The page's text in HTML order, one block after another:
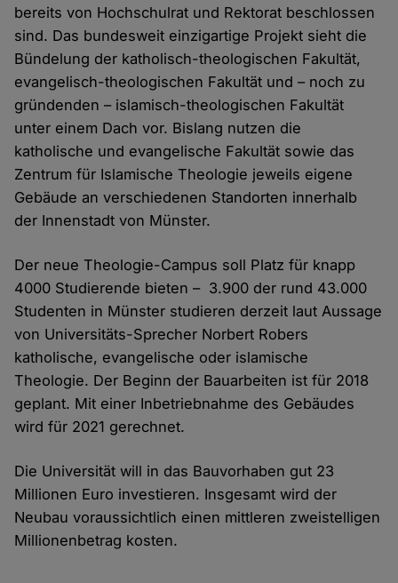
bereits von Hochschulrat und Rektorat beschlossen
sind. Das bundesweit einzigartige Projekt sieht die
Bündelung der katholisch-theologischen Fakultät,
evangelisch-theologischen Fakultät und – noch zu
gründenden – islamisch-theologischen Fakultät
unter einem Dach vor. Bislang nutzen die
katholische und evangelische Fakultät sowie das
Zentrum für Islamische Theologie jeweils eigene
Gebäude an verschiedenen Standorten innerhalb
der Innenstadt von Münster.
Der neue Theologie-Campus soll Platz für knapp
4000 Studierende bieten – 3.900 der rund 43.000
Studenten in Münster studieren derzeit laut Aussage
von Universitäts-Sprecher Norbert Robers
katholische, evangelische oder islamische
Theologie. Der Beginn der Bauarbeiten ist für 2018
geplant. Mit einer Inbetriebnahme des Gebäudes
wird für 2021 gerechnet.
Die Universität will in das Bauvorhaben gut 23
Millionen Euro investieren. Insgesamt wird der
Neubau voraussichtlich einen mittleren zweistelligen
Millionenbetrag kosten.